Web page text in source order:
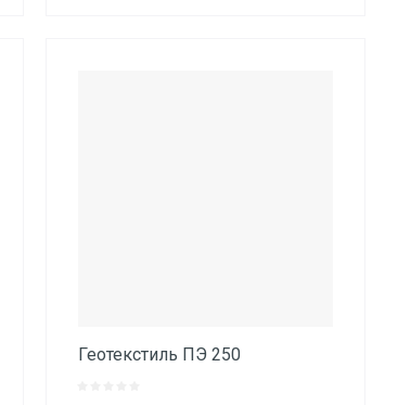
Геотекстиль ПЭ 250